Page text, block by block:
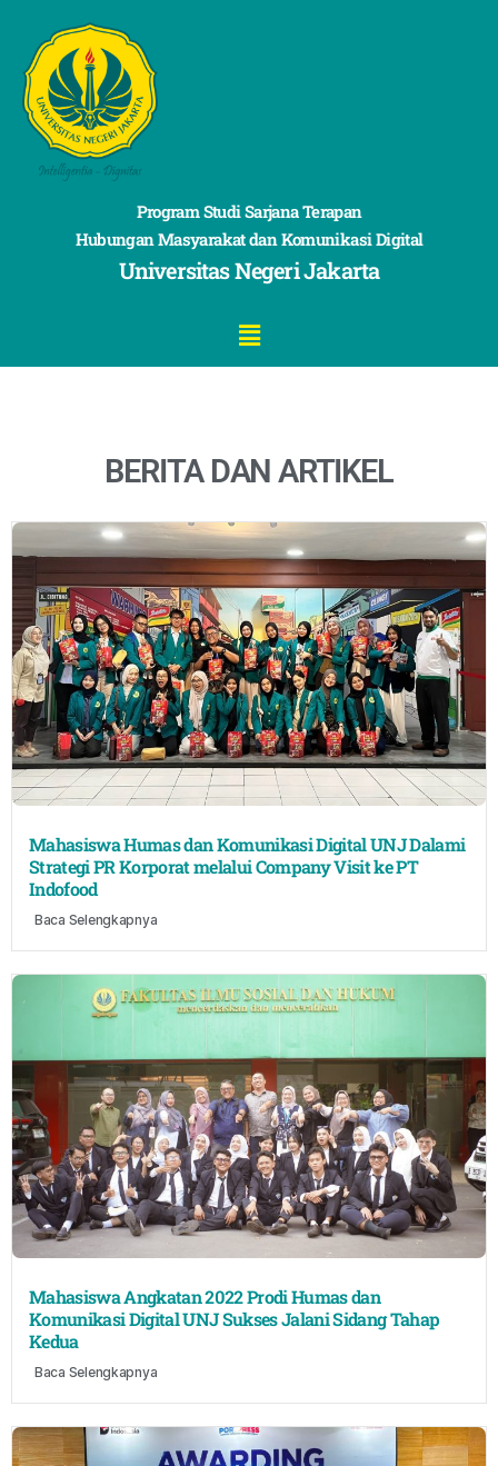
Program Studi Sarjana Terapan
Hubungan Masyarakat dan Komunikasi Digital
Universitas Negeri Jakarta
BERITA DAN ARTIKEL
Mahasiswa Humas dan Komunikasi Digital UNJ Dalami
Strategi PR Korporat melalui Company Visit ke PT
Indofood
Baca Selengkapnya
Mahasiswa Angkatan 2022 Prodi Humas dan
Komunikasi Digital UNJ Sukses Jalani Sidang Tahap
Kedua
Baca Selengkapnya